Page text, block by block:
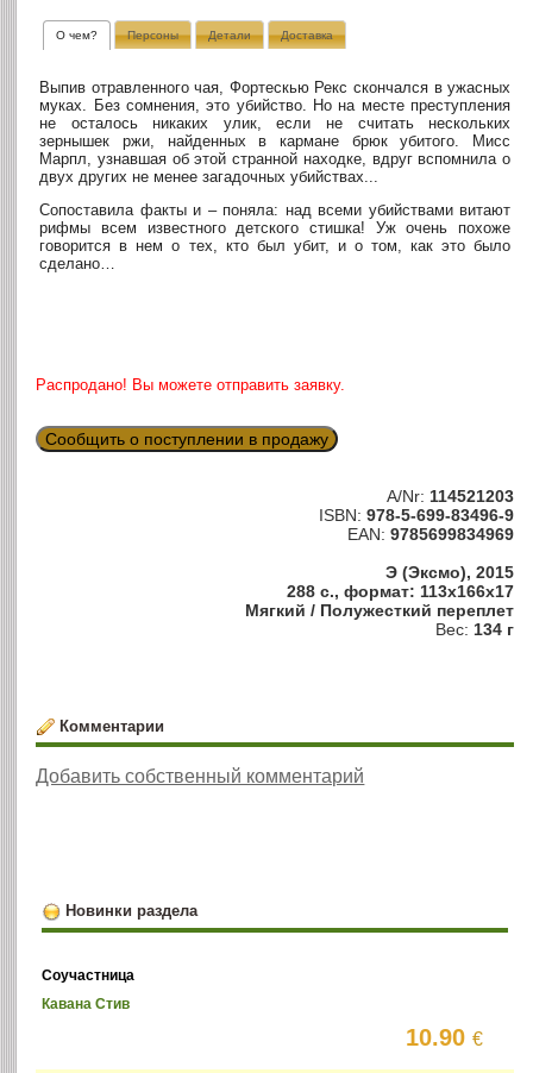
О чем? Персоны Детали Доставка
Выпив отравленного чая, Фортескью Рекс скончался в ужасных
муках. Без сомнения, это убийство. Но на месте преступления
не осталось никаких улик, если не считать нескольких
зернышек ржи, найденных в кармане брюк убитого. Мисс
Марпл, узнавшая об этой странной находке, вдруг вспомнила о
двух других не менее загадочных убийствах...
Сопоставила факты и – поняла: над всеми убийствами витают
рифмы всем известного детского стишка! Уж очень похоже
говорится в нем о тех, кто был убит, и о том, как это было
сделано…
Распродано! Вы можете отправить заявку.
Сообщить о поступлении в продажу
A/Nr: 114521203
ISBN: 978-5-699-83496-9
EAN: 9785699834969
Э (Эксмо), 2015
288 с., формат: 113x166x17
Мягкий / Полужесткий переплет
Вес: 134 г
Комментарии
Добавить собственный комментарий
Новинки раздела
Соучастница
Кавана Стив
10.90€